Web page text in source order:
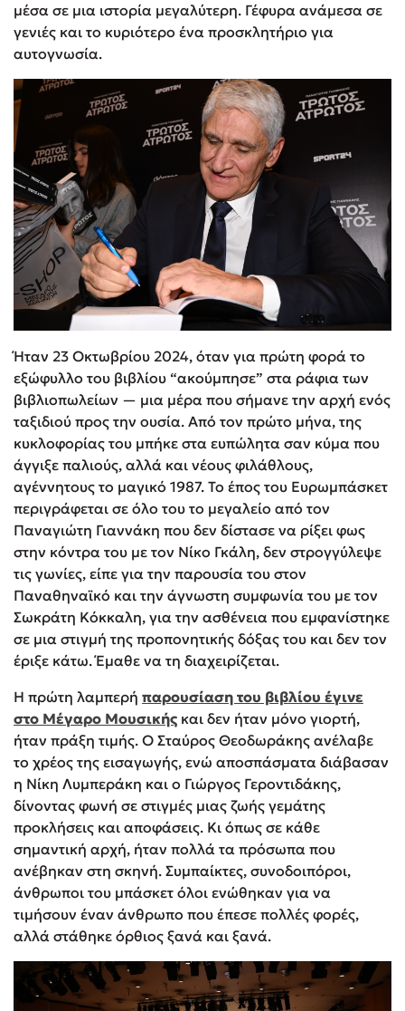
μέσα σε μια ιστορία μεγαλύτερη. Γέφυρα ανάμεσα σε
γενιές και το κυριότερο ένα προσκλητήριο για
αυτογνωσία.
Ήταν 23 Οκτωβρίου 2024, όταν για πρώτη φορά το
εξώφυλλο του βιβλίου “ακούμπησε” στα ράφια των
βιβλιοπωλείων — μια μέρα που σήμανε την αρχή ενός
ταξιδιού προς την ουσία. Από τον πρώτο μήνα, της
κυκλοφορίας του μπήκε στα ευπώλητα σαν κύμα που
άγγιξε παλιούς, αλλά και νέους φιλάθλους,
αγέννητους το μαγικό 1987. Το έπος του Ευρωμπάσκετ
περιγράφεται σε όλο του το μεγαλείο από τον
Παναγιώτη Γιαννάκη που δεν δίστασε να ρίξει φως
στην κόντρα του με τον Νίκο Γκάλη, δεν στρογγύλεψε
τις γωνίες, είπε για την παρουσία του στον
Παναθηναϊκό και την άγνωστη συμφωνία του με τον
Σωκράτη Κόκκαλη, για την ασθένεια που εμφανίστηκε
σε μια στιγμή της προπονητικής δόξας του και δεν τον
έριξε κάτω. Έμαθε να τη διαχειρίζεται.
Η πρώτη λαμπερή παρουσίαση του βιβλίου έγινε
στο Μέγαρο Μουσικής και δεν ήταν μόνο γιορτή,
ήταν πράξη τιμής. Ο Σταύρος Θεοδωράκης ανέλαβε
το χρέος της εισαγωγής, ενώ αποσπάσματα διάβασαν
η Νίκη Λυμπεράκη και ο Γιώργος Γεροντιδάκης,
δίνοντας φωνή σε στιγμές μιας ζωής γεμάτης
προκλήσεις και αποφάσεις. Κι όπως σε κάθε
σημαντική αρχή, ήταν πολλά τα πρόσωπα που
ανέβηκαν στη σκηνή. Συμπαίκτες, συνοδοιπόροι,
άνθρωποι του μπάσκετ όλοι ενώθηκαν για να
τιμήσουν έναν άνθρωπο που έπεσε πολλές φορές,
αλλά στάθηκε όρθιος ξανά και ξανά.